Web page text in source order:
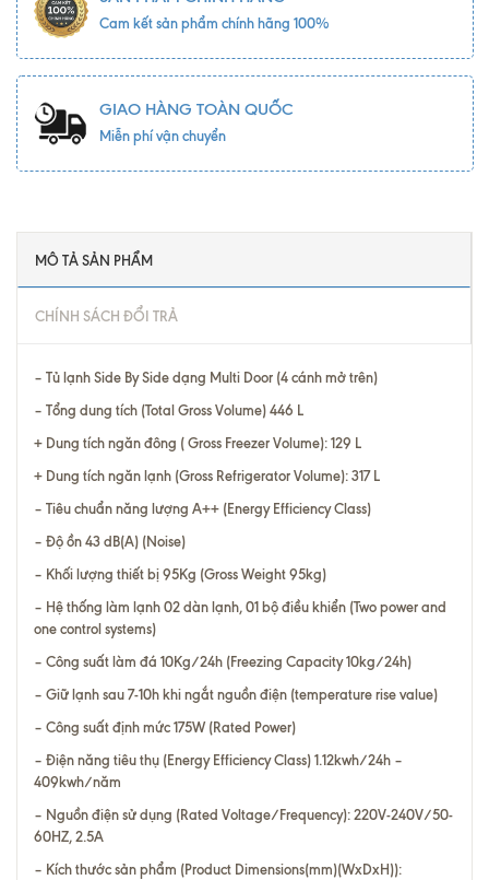
Cam kết sản phẩm chính hãng 100%
GIAO HÀNG TOÀN QUỐC
Miễn phí vận chuyển
MÔ TẢ SẢN PHẨM
CHÍNH SÁCH ĐỔI TRẢ
– Tủ lạnh Side By Side dạng Multi Door (4 cánh mở trên)
– Tổng dung tích (Total Gross Volume) 446 L
+ Dung tích ngăn đông ( Gross Freezer Volume): 129 L
+ Dung tích ngăn lạnh (Gross Refrigerator Volume): 317 L
– Tiêu chuẩn năng lượng A++ (Energy Efficiency Class)
– Độ ồn 43 dB(A) (Noise)
– Khối lượng thiết bị 95Kg (Gross Weight 95kg)
– Hệ thống làm lạnh 02 dàn lạnh, 01 bộ điều khiển (Two power and
one control systems)
– Công suất làm đá 10Kg/24h (Freezing Capacity 10kg/24h)
– Giữ lạnh sau 7-10h khi ngắt nguồn điện (temperature rise value)
– Công suất định mức 175W (Rated Power)
– Điện năng tiêu thụ (Energy Efficiency Class) 1.12kwh/24h –
409kwh/năm
– Nguồn điện sử dụng (Rated Voltage/Frequency): 220V-240V/50-
60HZ, 2.5A
– Kích thước sản phẩm (Product Dimensions(mm)(WxDxH)):